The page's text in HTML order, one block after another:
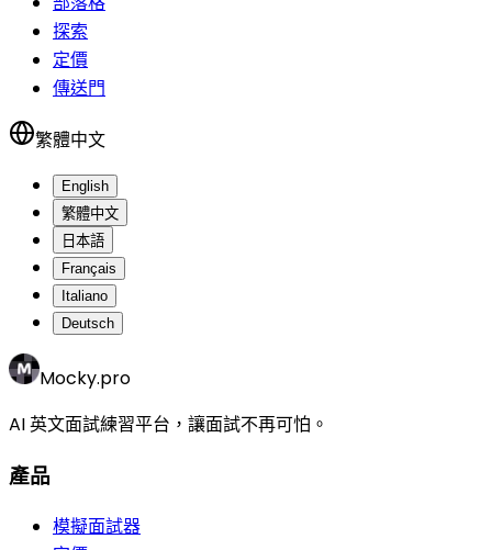
探索
定價
傳送門
繁體中文
English
繁體中文
日本語
Français
Italiano
Deutsch
Mocky.pro
AI 英文面試練習平台，讓面試不再可怕。
產品
模擬面試器